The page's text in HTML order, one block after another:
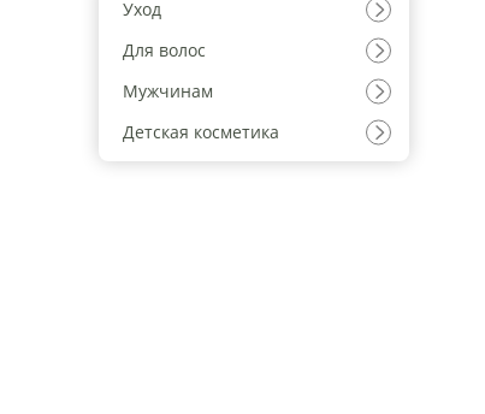
Уход
Для волос
Мужчинам
Детская косметика